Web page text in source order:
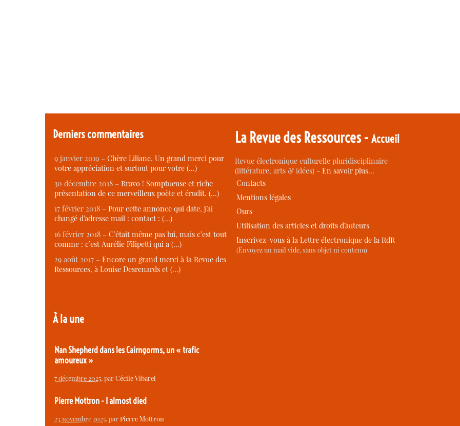
Derniers commentaires
9 janvier 2019 – Chère Liliane, Un grand merci pour
votre appréciation et surtout pour votre (…)
30 décembre 2018 – Bravo ! Somptueuse et riche
présentation de ce merveilleux poète et érudit. (…)
17 février 2018 – Pour cette annonce qui date, j’ai
changé d’adresse mail : contact : (…)
16 février 2018 – C’était même pas lui, mais c’est tout
comme : c’est Aurélie Filipetti qui a (…)
29 août 2017 – Encore un grand merci à la Revue des
Ressources, à Louise Desrenards et (…)
À la une
Nan Shepherd dans les Cairngorms, un « trafic
amoureux »
7 décembre 2025, parCécile Vibarel
Pierre Mottron - I almost died
23 novembre 2025, parPierre Mottron
La Revue des Ressources -Accueil
Revue électronique culturelle pluridisciplinaire
(littérature, arts & idées) -En savoir plus…
Contacts
Mentions légales
Ours
Utilisation des articles et droits d’auteurs
Inscrivez-vous à la Lettre électronique de la RdR
(Envoyez un mail vide, sans objet ni contenu)